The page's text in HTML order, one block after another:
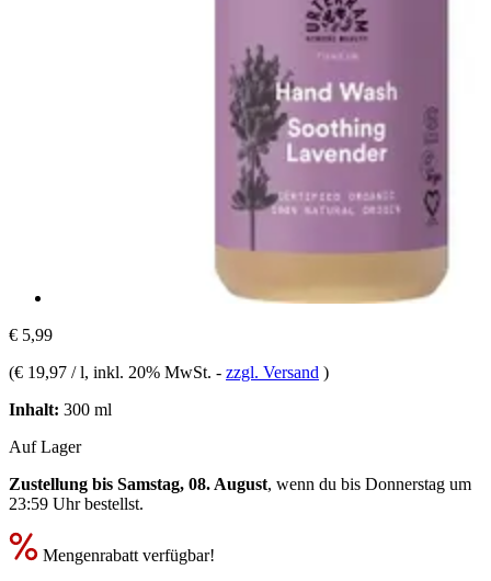
€ 5,99
(€ 19,97 / l, inkl. 20% MwSt. - zzgl. Versand )
Inhalt: 300 ml
Auf Lager
Zustellung bis Samstag, 08. August, wenn du bis Donnerstag um
23:59 Uhrbestellst.
Mengenrabatt verfügbar!